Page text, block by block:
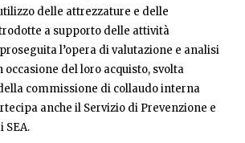
delle attrezzature e delle
a supporto delle attività
l’opera di valutazione e analisi
occasione del loro acquisto, svolta
commissione di collaudo interna
anche il Servizio di Prevenzione e
SEA.